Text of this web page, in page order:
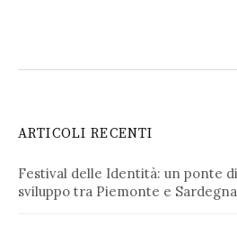
ARTICOLI RECENTI
Festival delle Identità: un ponte
sviluppo tra Piemonte e Sardegna